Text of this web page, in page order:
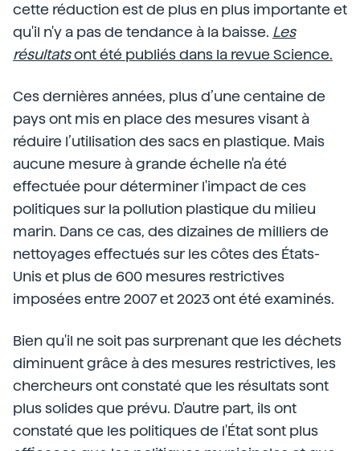
cette réduction est de plus en plus importante et
qu'il n'y a pas de tendance à la baisse. Les
résultatsont été publiés dans la revue Science.
Ces dernières années, plus d’une centaine de
pays ont mis en place des mesures visant à
réduire l’utilisation des sacs en plastique. Mais
aucune mesure à grande échelle n'a été
effectuée pour déterminer l'impact de ces
politiques sur la pollution plastique du milieu
marin. Dans ce cas, des dizaines de milliers de
nettoyages effectués sur les côtes des États-
Unis et plus de 600 mesures restrictives
imposées entre 2007 et 2023 ont été examinés.
Bien qu'il ne soit pas surprenant que les déchets
diminuent grâce à des mesures restrictives, les
chercheurs ont constaté que les résultats sont
plus solides que prévu. D'autre part, ils ont
constaté que les politiques de l'État sont plus